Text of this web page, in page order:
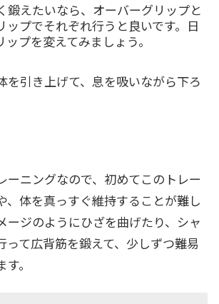
鍛えたいなら、オーバーグリップと
ップでそれぞれ行うと良いです。 日
ップを変えてみましょう。
を引き上げて、息を吸いながら下ろ
ーニングなので、初めてこのトレー
、体を真っすぐ維持することが難し
ージのようにひざを曲げたり、シャ
って広背筋を鍛えて、少しずつ難易
。